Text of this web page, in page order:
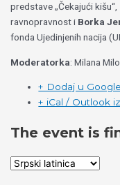
predstave „Čekajući kišu“,
ravnopravnost i Borka
fonda Ujedinjenih nacija
Moderatorka: Milana
+ Dodaj u
+ iCal / Outlook
The event is